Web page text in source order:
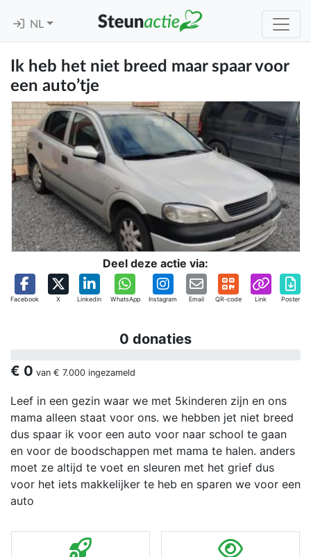
NL
Ik heb het niet breed maar spaar voor
een auto’tje
Deel deze actie via:
Facebook X Linkedin WhatsApp Instagram Email QR-code Link Poster
0 donaties
€ 0 van € 7.000 ingezameld
Leef in een gezin waar we met 5kinderen zijn en ons
mama alleen staat voor ons. we hebben jet niet breed
dus spaar ik voor een auto voor naar school te gaan
en voor de boodschappen met mama te halen. anders
moet ze altijd te voet en sleuren met het grief dus
voor het iets makkelijker te heb en sparen we voor een
auto